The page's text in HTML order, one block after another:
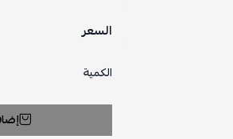
السعر
الكمية